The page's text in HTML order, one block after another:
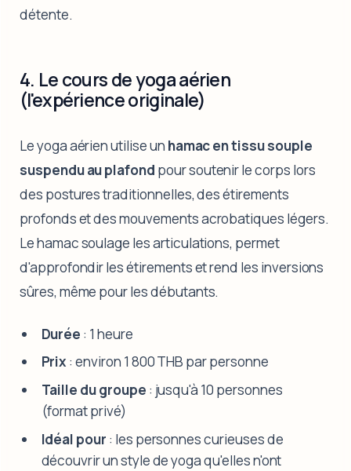
détente.
4. Le cours de yoga aérien
(l'expérience originale)
Le yoga aérien utilise un hamac en tissu souple
suspendu au plafond pour soutenir le corps lors
des postures traditionnelles, des étirements
profonds et des mouvements acrobatiques légers.
Le hamac soulage les articulations, permet
d'approfondir les étirements et rend les inversions
sûres, même pour les débutants.
Durée : 1 heure
Prix : environ 1 800 THB par personne
Taille du groupe : jusqu'à 10 personnes
(format privé)
Idéal pour : les personnes curieuses de
découvrir un style de yoga qu'elles n'ont